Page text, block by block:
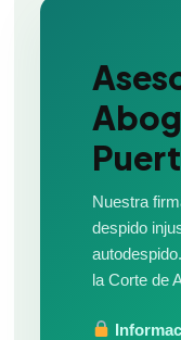
Nuestra
despido
la Corte de